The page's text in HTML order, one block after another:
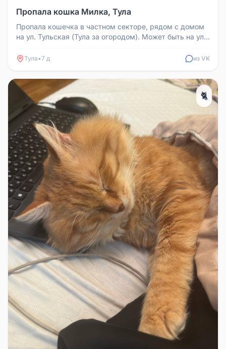
Пропала кошка Милка, Тула
Пропала кошечка в частном секторе, рядом с домом
на ул. Тульская (Тула за огородом). Может быть на ул.
Тула•7 д из VK
🐈